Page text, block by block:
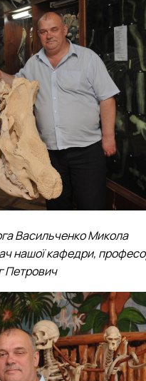
Васильченко Микола
нашої кафедри,
Петрович